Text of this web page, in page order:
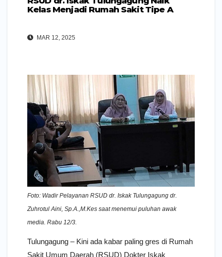
Kelas Menjadi Rumah Sakit Tipe A
MAR 12, 2025
Foto: Wadir Pelayanan RSUD dr. Iskak Tulungagung dr.
Zuhrotul Aini, Sp.A.,M.Kes saat menemui puluhan awak
media. Rabu 12/3.
Tulungagung – Kini ada kabar paling gres di Rumah
Sakit Umum Daerah (RSUD) Dokter Iskak